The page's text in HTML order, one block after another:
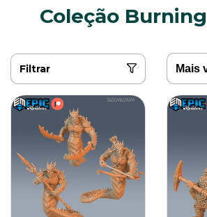
Coleção
Filtrar